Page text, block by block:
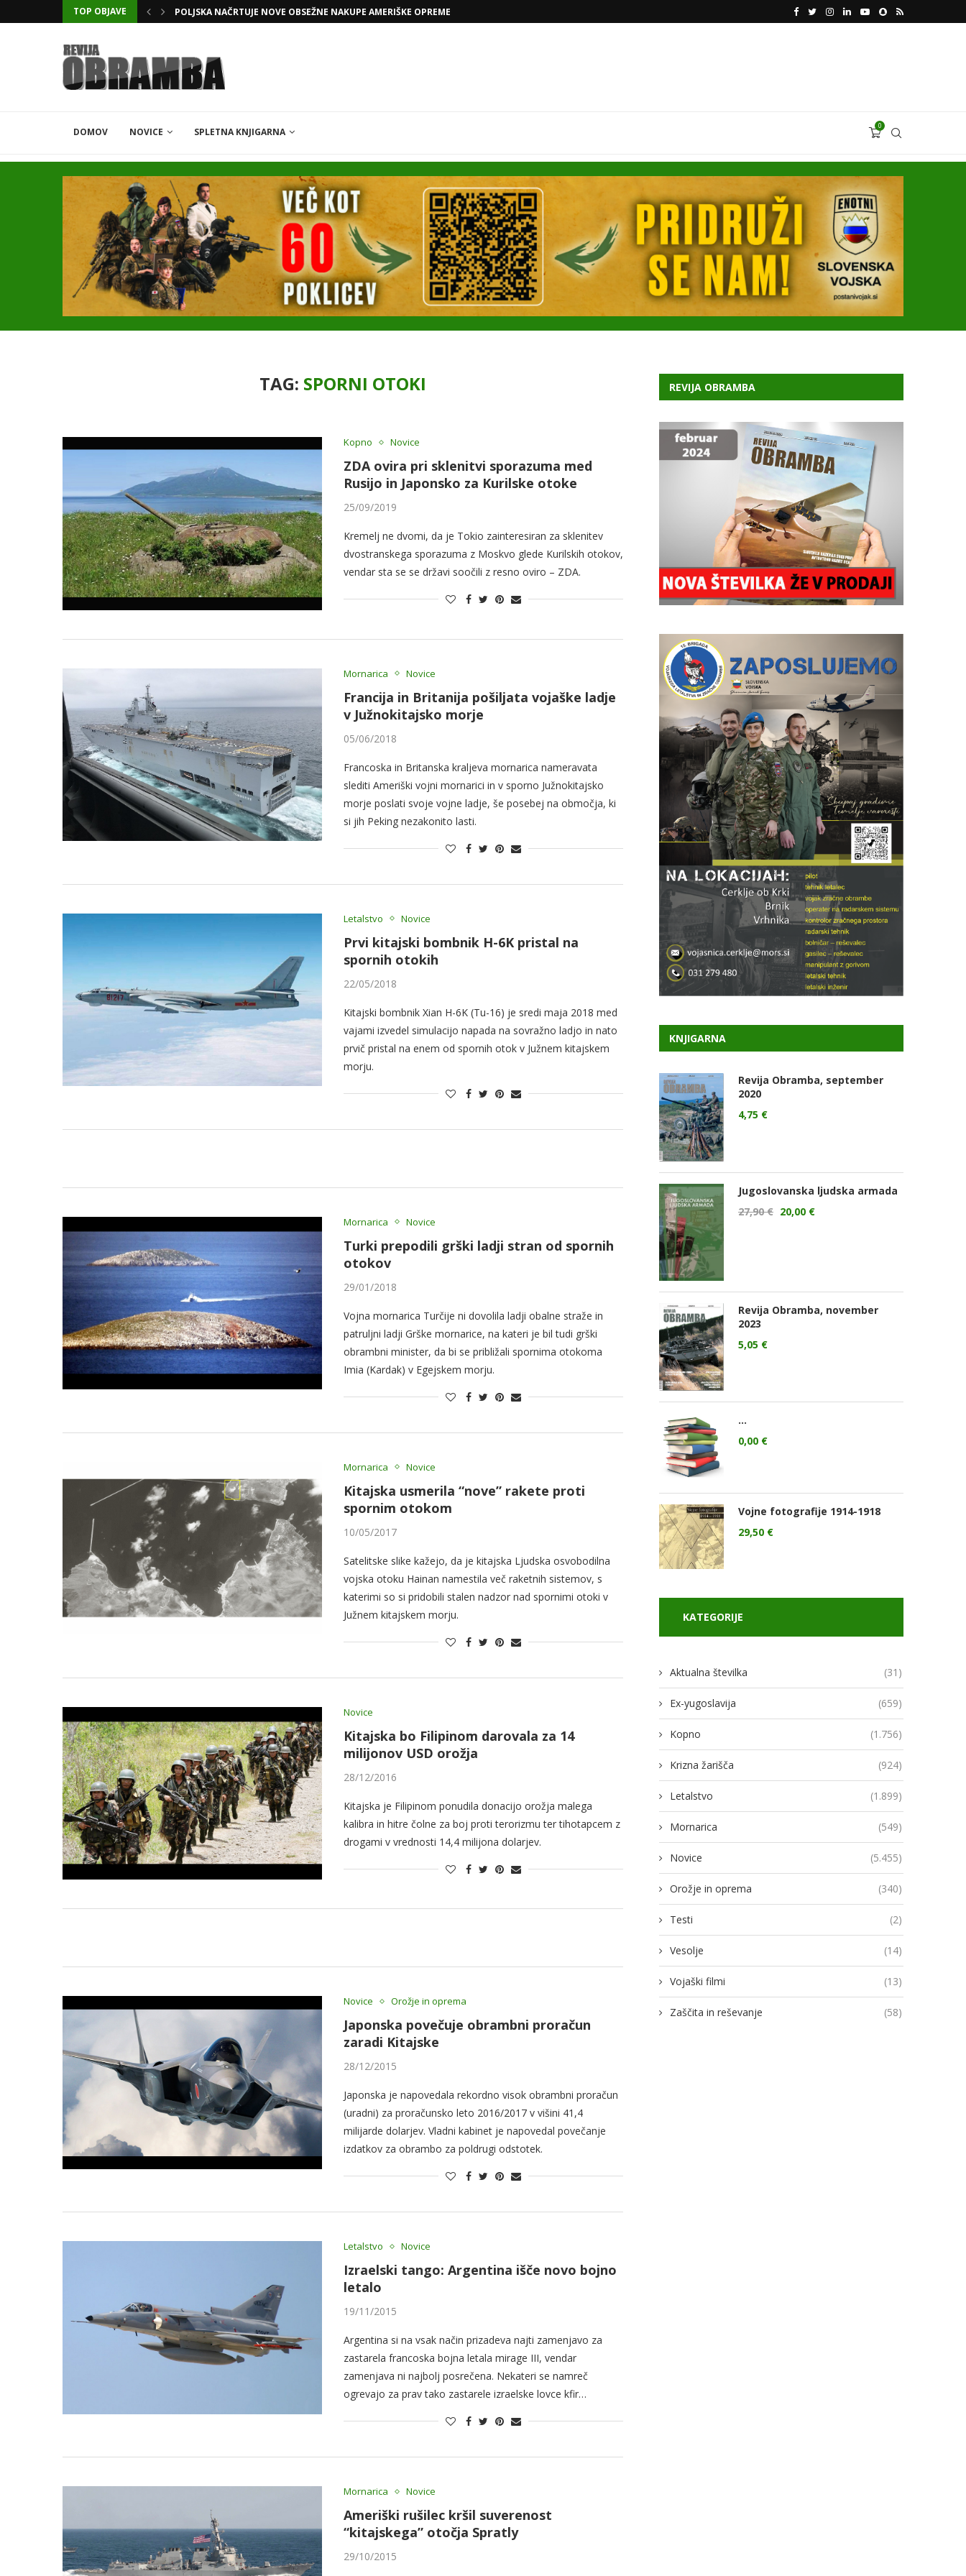
TOP OBJAVE KATARSKI DELNIČAR ZAPLETEL VOLKSWAGNOVE NAČRTE Z RAFAELOM VODJA UKROBORONPROMA HERMAN SMETANIN
DOMOV NOVICE SPLETNA KNJIGARNA
0
TAG: SPORNI OTOKI
Kopno Novice
ZDA ovira pri sklenitvi sporazuma med
Rusijo in Japonsko za Kurilske otoke
25/09/2019
Kremelj ne dvomi, da je Tokio zainteresiran za sklenitev
dvostranskega sporazuma z Moskvo glede Kurilskih otokov,
vendar sta se se državi soočili z resno oviro – ZDA.
Mornarica Novice
Francija in Britanija pošiljata vojaške ladje
v Južnokitajsko morje
05/06/2018
Francoska in Britanska kraljeva mornarica nameravata
slediti Ameriški vojni mornarici in v sporno Južnokitajsko
morje poslati svoje vojne ladje, še posebej na območja, ki
si jih Peking nezakonito lasti.
Letalstvo Novice
Prvi kitajski bombnik H-6K pristal na
spornih otokih
22/05/2018
Kitajski bombnik Xian H-6K (Tu-16) je sredi maja 2018 med
vajami izvedel simulacijo napada na sovražno ladjo in nato
prvič pristal na enem od spornih otok v Južnem kitajskem
morju.
Mornarica Novice
Turki prepodili grški ladji stran od spornih
otokov
29/01/2018
Vojna mornarica Turčije ni dovolila ladji obalne straže in
patruljni ladji Grške mornarice, na kateri je bil tudi grški
obrambni minister, da bi se približali spornima otokoma
Imia (Kardak) v Egejskem morju.
Mornarica Novice
Kitajska usmerila “nove” rakete proti
spornim otokom
10/05/2017
Satelitske slike kažejo, da je kitajska Ljudska osvobodilna
vojska otoku Hainan namestila več raketnih sistemov, s
katerimi so si pridobili stalen nadzor nad spornimi otoki v
Južnem kitajskem morju.
Novice
Kitajska bo Filipinom darovala za 14
milijonov USD orožja
28/12/2016
Kitajska je Filipinom ponudila donacijo orožja malega
kalibra in hitre čolne za boj proti terorizmu ter tihotapcem z
drogami v vrednosti 14,4 milijona dolarjev.
Novice Orožje in oprema
Japonska povečuje obrambni proračun
zaradi Kitajske
28/12/2015
Japonska je napovedala rekordno visok obrambni proračun
(uradni) za proračunsko leto 2016/2017 v višini 41,4
milijarde dolarjev. Vladni kabinet je napovedal povečanje
izdatkov za obrambo za poldrugi odstotek.
Letalstvo Novice
Izraelski tango: Argentina išče novo bojno
letalo
19/11/2015
Argentina si na vsak način prizadeva najti zamenjavo za
zastarela francoska bojna letala mirage III, vendar
zamenjava ni najbolj posrečena. Nekateri se namreč
ogrevajo za prav tako zastarele izraelske lovce kfir…
Mornarica Novice
Ameriški rušilec kršil suverenost
“kitajskega” otočja Spratly
29/10/2015
REVIJA OBRAMBA
KNJIGARNA
Revija Obramba, september
2020
4,75 €
Jugoslovanska ljudska armada
27,90€ 20,00 €
Revija Obramba, november
2023
5,05 €
...
0,00 €
Vojne fotografije 1914-1918
29,50 €
KATEGORIJE
Aktualna številka (31)
Ex-yugoslavija (659)
Kopno (1.756)
Krizna žarišča (924)
Letalstvo (1.899)
Mornarica (549)
Novice (5.455)
Orožje in oprema (340)
Testi (2)
Vesolje (14)
Vojaški filmi (13)
Zaščita in reševanje (58)